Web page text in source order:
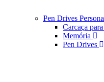
Pen Drives
Carcaça
Memória
Pen Drives